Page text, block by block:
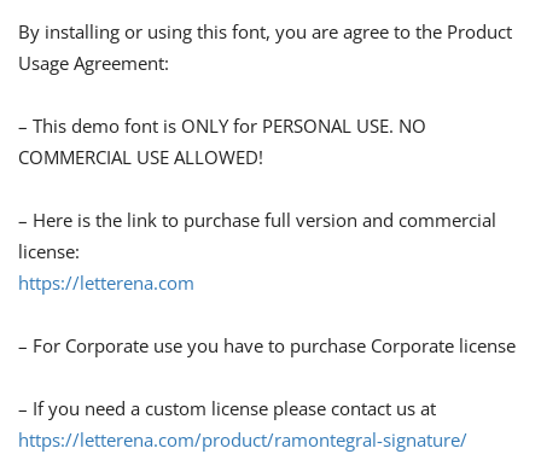
By installing or using this font, you are agree to the Product
Usage Agreement:
– This demo font is ONLY for PERSONAL USE. NO
COMMERCIAL USE ALLOWED!
– Here is the link to purchase full version and commercial
license:
https://letterena.com
– For Corporate use you have to purchase Corporate license
– If you need a custom license please contact us at
https://letterena.com/product/ramontegral-signature/